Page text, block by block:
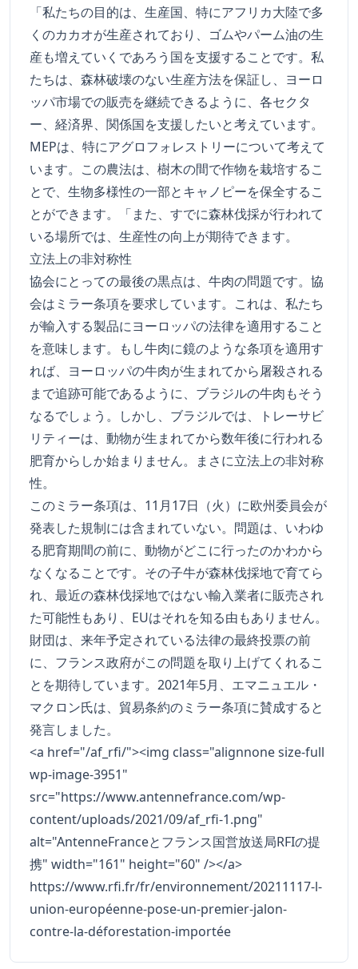
「私たちの目的は、生産国、特にアフリカ大陸で多
くのカカオが生産されており、ゴムやパーム油の生
産も増えていくであろう国を支援することです。私
たちは、森林破壊のない生産方法を保証し、ヨーロ
ッパ市場での販売を継続できるように、各セクタ
ー、経済界、関係国を支援したいと考えています。
MEPは、特にアグロフォレストリーについて考えて
います。この農法は、樹木の間で作物を栽培するこ
とで、生物多様性の一部とキャノピーを保全するこ
とができます。「また、すでに森林伐採が行われて
いる場所では、生産性の向上が期待できます。
立法上の非対称性
協会にとっての最後の黒点は、牛肉の問題です。協
会はミラー条項を要求しています。これは、私たち
が輸入する製品にヨーロッパの法律を適用すること
を意味します。もし牛肉に鏡のような条項を適用す
れば、ヨーロッパの牛肉が生まれてから屠殺される
まで追跡可能であるように、ブラジルの牛肉もそう
なるでしょう。しかし、ブラジルでは、トレーサビ
リティーは、動物が生まれてから数年後に行われる
肥育からしか始まりません。まさに立法上の非対称
性。
このミラー条項は、11月17日（火）に欧州委員会が
発表した規制には含まれていない。問題は、いわゆ
る肥育期間の前に、動物がどこに行ったのかわから
なくなることです。その子牛が森林伐採地で育てら
れ、最近の森林伐採地ではない輸入業者に販売され
た可能性もあり、EUはそれを知る由もありません。
財団は、来年予定されている法律の最終投票の前
に、フランス政府がこの問題を取り上げてくれるこ
とを期待しています。2021年5月、エマニュエル・
マクロン氏は、貿易条約のミラー条項に賛成すると
発言しました。
<a href="/af_rfi/"><img class="alignnone size-full
wp-image-3951"
src="https://www.antennefrance.com/wp-
content/uploads/2021/09/af_rfi-1.png"
alt="AntenneFranceとフランス国営放送局RFIの提
携" width="161" height="60" /></a>
https://www.rfi.fr/fr/environnement/20211117-l-
union-européenne-pose-un-premier-jalon-
contre-la-déforestation-importée